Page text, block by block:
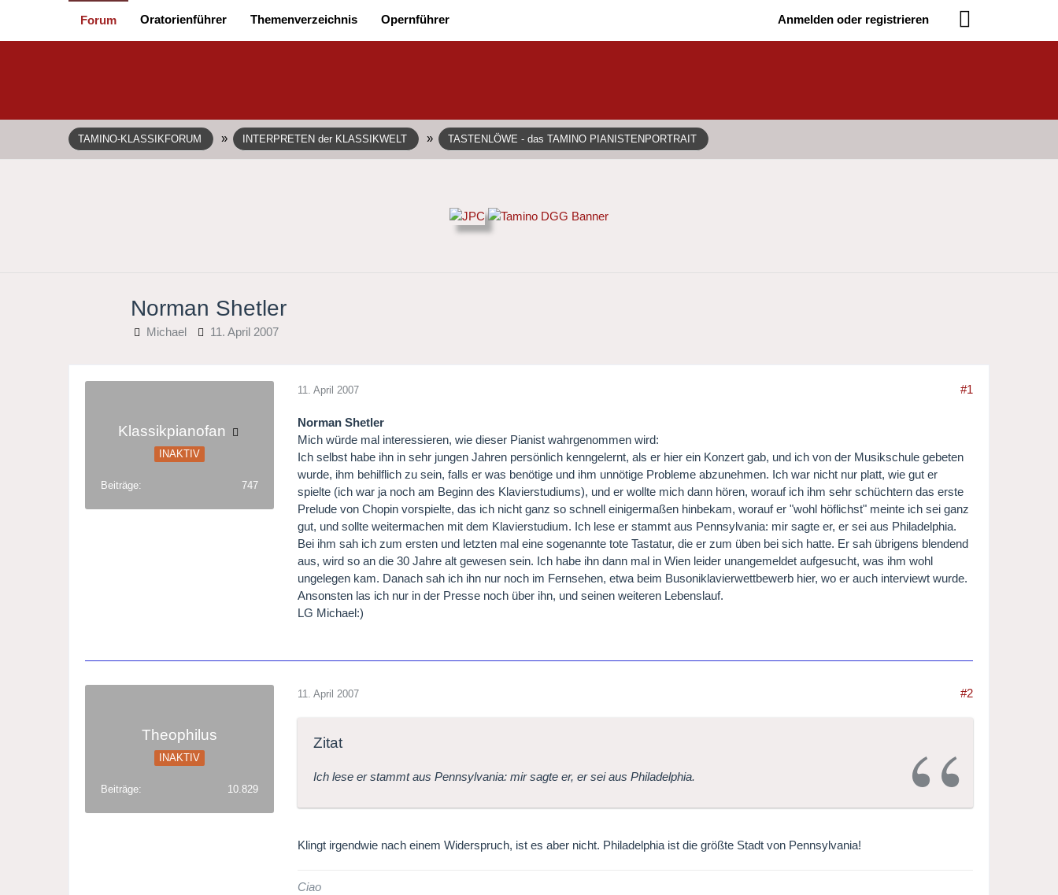
Forum Oratorienführer Themenverzeichnis Opernführer Anmelden oder registrieren
TAMINO-KLASSIKFORUM » INTERPRETEN der KLASSIKWELT » TASTENLÖWE - das TAMINO PIANISTENPORTRAIT
Norman Shetler
Michael 11. April 2007
Klassikpianofan
INAKTIV
Beiträge 747
11. April 2007 #1
Norman Shetler
Mich würde mal interessieren, wie dieser Pianist wahrgenommen wird:
Ich selbst habe ihn in sehr jungen Jahren persönlich kenngelernt, als er hier ein Konzert gab, und ich von der Musikschule gebeten
wurde, ihm behilflich zu sein, falls er was benötige und ihm unnötige Probleme abzunehmen. Ich war nicht nur platt, wie gut er
spielte (ich war ja noch am Beginn des Klavierstudiums), und er wollte mich dann hören, worauf ich ihm sehr schüchtern das erste
Prelude von Chopin vorspielte, das ich nicht ganz so schnell einigermaßen hinbekam, worauf er "wohl höflichst" meinte ich sei ganz
gut, und sollte weitermachen mit dem Klavierstudium. Ich lese er stammt aus Pennsylvania: mir sagte er, er sei aus Philadelphia.
Bei ihm sah ich zum ersten und letzten mal eine sogenannte tote Tastatur, die er zum üben bei sich hatte. Er sah übrigens blendend
aus, wird so an die 30 Jahre alt gewesen sein. Ich habe ihn dann mal in Wien leider unangemeldet aufgesucht, was ihm wohl
ungelegen kam. Danach sah ich ihn nur noch im Fernsehen, etwa beim Busoniklavierwettbewerb hier, wo er auch interviewt wurde.
Ansonsten las ich nur in der Presse noch über ihn, und seinen weiteren Lebenslauf.
LG Michael:)
Theophilus
INAKTIV
Beiträge 10.829
11. April 2007 #2
Zitat
Ich lese er stammt aus Pennsylvania: mir sagte er, er sei aus Philadelphia.
Klingt irgendwie nach einem Widerspruch, ist es aber nicht. Philadelphia ist die größte Stadt von Pennsylvania!
Ciao